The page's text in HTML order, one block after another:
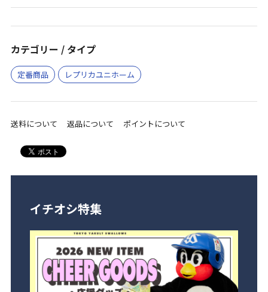
カテゴリー / タイプ
定番商品 レプリカユニホーム
送料について 返品について ポイントについて
イチオシ特集